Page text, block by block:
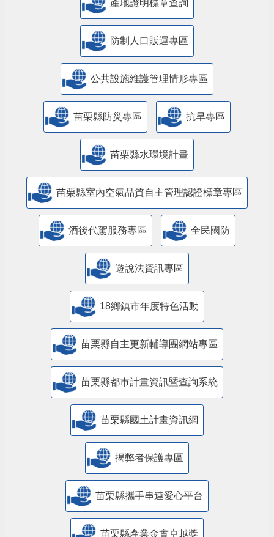
產地證明標章查詢
防制人口販運專區
​公共設施維護管理情形專區
苗栗縣防災專區 抗旱專區
苗栗縣水環境計畫
苗栗縣室內空氣品質自主管理認證標章專區
酒後代駕服務專區 全民國防
遊說法資訊專區
18鄉鎮市年度特色活動
苗栗縣自主更新輔導團網站專區
苗栗縣都市計畫資訊暨查詢系統
苗栗縣國土計畫資訊網
揭弊者保護專區
苗栗縣攜手串連愛心平台